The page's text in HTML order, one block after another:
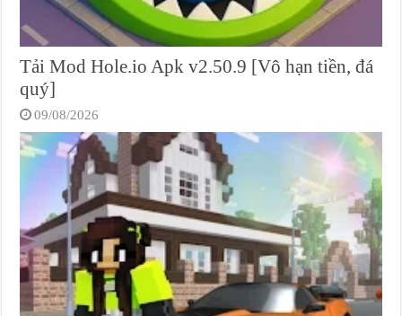
Tải Mod Hole.io Apk v2.50.9 [Vô hạn tiền, đá
quý]
09/08/2026